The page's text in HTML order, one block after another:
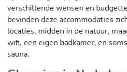
verschillende wensen en
bevinden deze accommodaties
locaties, midden in de natuur,
wifi, een eigen badkamer, en
sauna.